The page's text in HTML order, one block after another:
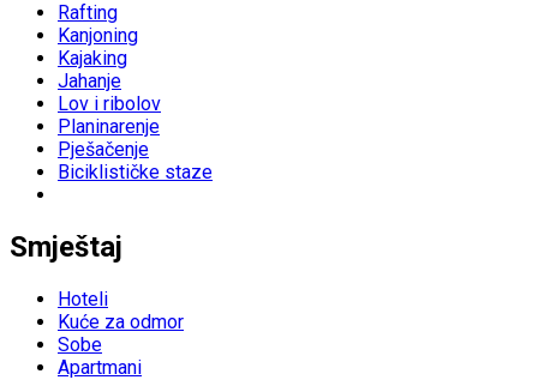
Rafting
Kanjoning
Kajaking
Jahanje
Lov i ribolov
Planinarenje
Pješačenje
Biciklističke staze
Smještaj
Hoteli
Kuće za odmor
Sobe
Apartmani